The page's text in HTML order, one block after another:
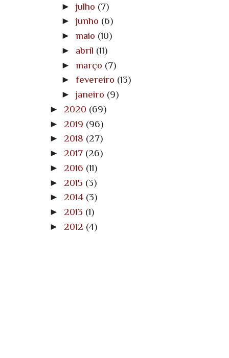
►julho (7)
►junho (6)
► maio (10)
► abril (11)
► março (7)
► fevereiro (13)
►janeiro (9)
► 2020 (69)
► 2019 (96)
► 2018 (27)
► 2017 (26)
► 2016 (11)
► 2015 (3)
► 2014 (3)
► 2013 (1)
► 2012 (4)